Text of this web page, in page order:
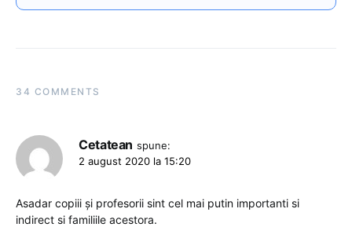
34 COMMENTS
Cetatean spune:
2 august 2020 la 15:20
Asadar copiii și profesorii sint cel mai putin importanti si
indirect si familiile acestora.